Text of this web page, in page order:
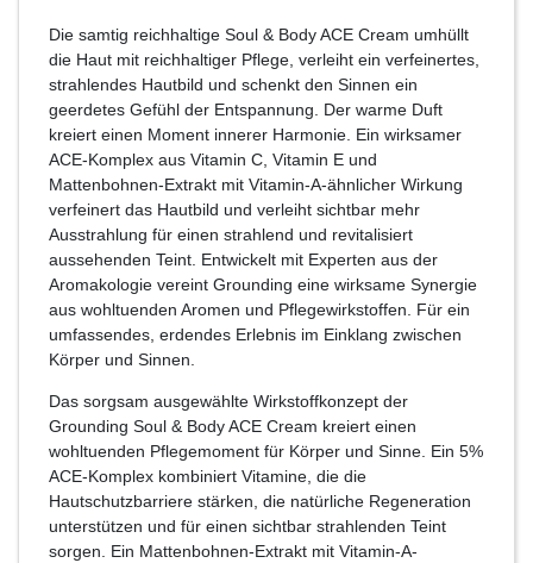
Die samtig reichhaltige Soul & Body ACE Cream umhüllt
die Haut mit reichhaltiger Pflege, verleiht ein verfeinertes,
strahlendes Hautbild und schenkt den Sinnen ein
geerdetes Gefühl der Entspannung. Der warme Duft
kreiert einen Moment innerer Harmonie. Ein wirksamer
ACE-Komplex aus Vitamin C, Vitamin E und
Mattenbohnen-Extrakt mit Vitamin-A-ähnlicher Wirkung
verfeinert das Hautbild und verleiht sichtbar mehr
Ausstrahlung für einen strahlend und revitalisiert
aussehenden Teint. Entwickelt mit Experten aus der
Aromakologie vereint Grounding eine wirksame Synergie
aus wohltuenden Aromen und Pflegewirkstoffen. Für ein
umfassendes, erdendes Erlebnis im Einklang zwischen
Körper und Sinnen.
Das sorgsam ausgewählte Wirkstoffkonzept der
Grounding Soul & Body ACE Cream kreiert einen
wohltuenden Pflegemoment für Körper und Sinne. Ein 5%
ACE-Komplex kombiniert Vitamine, die die
Hautschutzbarriere stärken, die natürliche Regeneration
unterstützen und für einen sichtbar strahlenden Teint
sorgen. Ein Mattenbohnen-Extrakt mit Vitamin-A-